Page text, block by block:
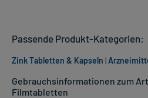
Gebrauchsinformationen zum
Filmtabletten
Passende Produkt-Kategorien:
Zink Tabletten & Kapseln |